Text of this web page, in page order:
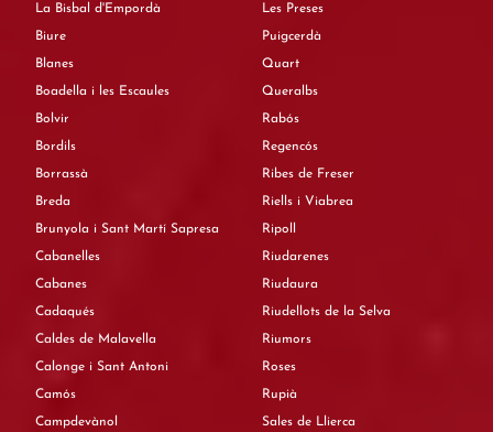
La Bisbal d'Empordà
Biure
Blanes
Boadella i les Escaules
Bolvir
Bordils
Borrassà
Breda
Brunyola i Sant Martí Sapresa
Cabanelles
Cabanes
Cadaqués
Caldes de Malavella
Calonge i Sant Antoni
Camós
Campdevànol
Les Preses
Puigcerdà
Quart
Queralbs
Rabós
Regencós
Ribes de Freser
Riells i Viabrea
Ripoll
Riudarenes
Riudaura
Riudellots de la Selva
Riumors
Roses
Rupià
Sales de Llierca